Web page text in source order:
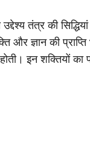
तंत्र की
ज्ञान की प्राप्ति
इन शक्तियों